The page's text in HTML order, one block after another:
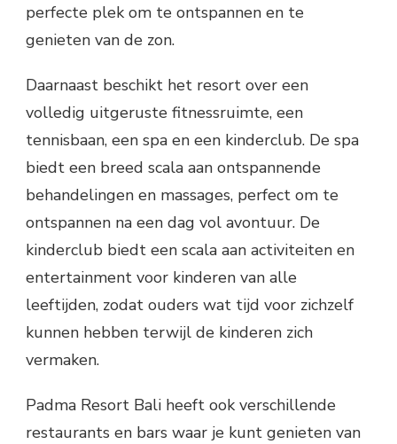
perfecte plek om te ontspannen en te
genieten van de zon.
Daarnaast beschikt het resort over een
volledig uitgeruste fitnessruimte, een
tennisbaan, een spa en een kinderclub. De spa
biedt een breed scala aan ontspannende
behandelingen en massages, perfect om te
ontspannen na een dag vol avontuur. De
kinderclub biedt een scala aan activiteiten en
entertainment voor kinderen van alle
leeftijden, zodat ouders wat tijd voor zichzelf
kunnen hebben terwijl de kinderen zich
vermaken.
Padma Resort Bali heeft ook verschillende
restaurants en bars waar je kunt genieten van